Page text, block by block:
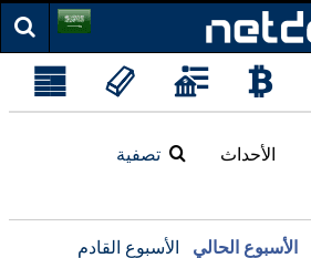
الأحداث تصفية
الأسبوع الحالي الأسبوع القادم